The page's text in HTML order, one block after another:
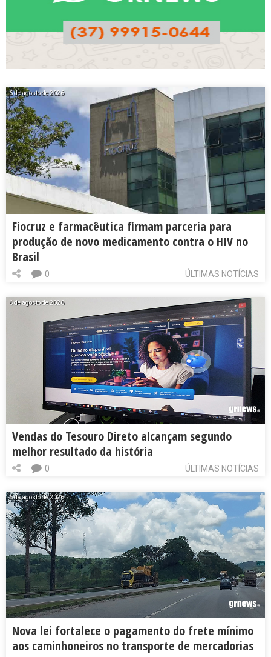
6 de agosto de 2026
Fiocruz e farmacêutica firmam parceria para
produção de novo medicamento contra o HIV no
Brasil
ÚLTIMAS NOTÍCIAS
0
6 de agosto de 2026
Vendas do Tesouro Direto alcançam segundo
melhor resultado da história
ÚLTIMAS NOTÍCIAS
0
6 de agosto de 2026
Nova lei fortalece o pagamento do frete mínimo
aos caminhoneiros no transporte de mercadorias